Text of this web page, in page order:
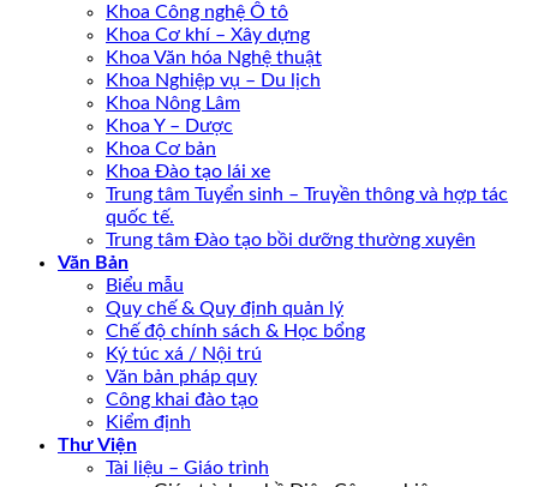
Khoa Công nghệ Ô tô
Khoa Cơ khí – Xây dựng
Khoa Văn hóa Nghệ thuật
Khoa Nghiệp vụ – Du lịch
Khoa Nông Lâm
Khoa Y – Dược
Khoa Cơ bản
Khoa Đào tạo lái xe
Trung tâm Tuyển sinh – Truyền thông và hợp tác
quốc tế.
Trung tâm Đào tạo bồi dưỡng thường xuyên
Văn Bản
Biểu mẫu
Quy chế & Quy định quản lý
Chế độ chính sách & Học bổng
Ký túc xá / Nội trú
Văn bản pháp quy
Công khai đào tạo
Kiểm định
Thư Viện
Tài liệu – Giáo trình